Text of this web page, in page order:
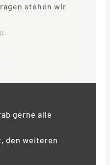
stehen wir
gerne alle
den weiteren